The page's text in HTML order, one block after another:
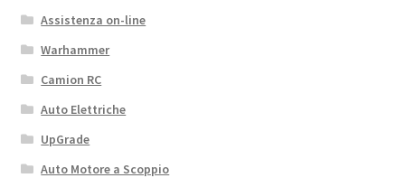
Assistenza on-line
Warhammer
Camion RC
Auto Elettriche
UpGrade
Auto Motore a Scoppio